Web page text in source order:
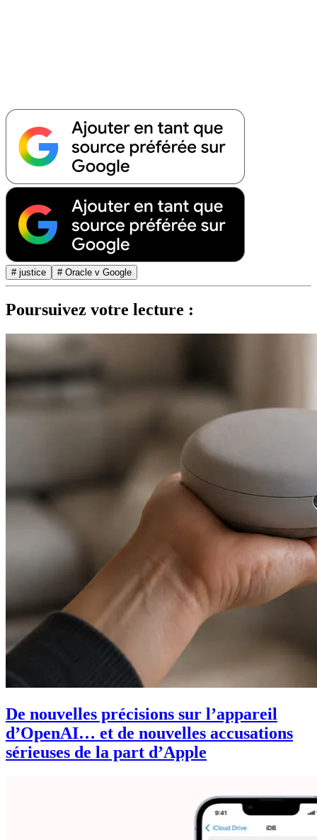
# justice # Oracle v Google
Poursuivez votre lecture :
De nouvelles précisions sur l’appareil
d’OpenAI… et de nouvelles accusations
sérieuses de la part d’Apple